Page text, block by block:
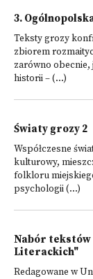
3.
Teksty grozy
zbiorem
zarówno obecnie,
historii – (...)
Światy grozy 2
Współczesne
kulturowy,
folkloru
psychologii (...)
Nabór tekstów
Literackich"
Redagowane w